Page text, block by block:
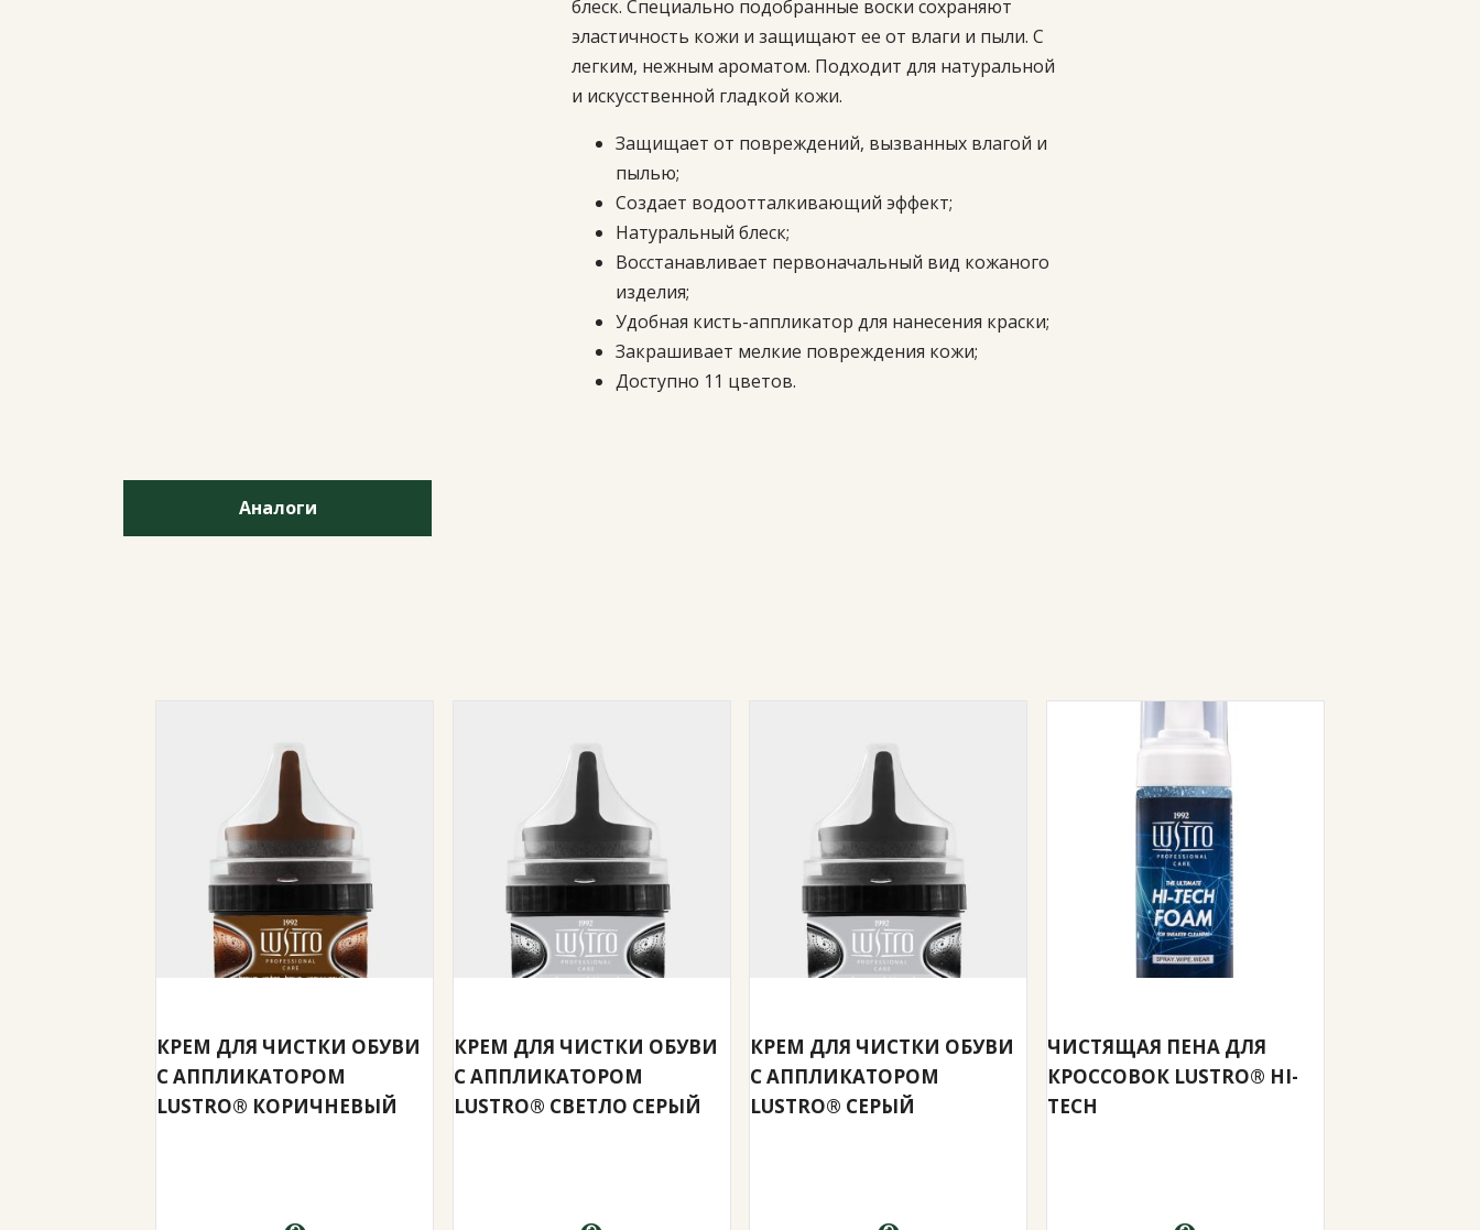
блеск. Специально подобранные воски сохраняют
эластичность кожи и защищают ее от влаги и пыли. С
легким, нежным ароматом. Подходит для натуральной
и искусственной гладкой кожи.
Защищает от повреждений, вызванных влагой и
пылью;
Создает водоотталкивающий эффект;
Натуральный блеск;
Восстанавливает первоначальный вид кожаного
изделия;
Удобная кисть-аппликатор для нанесения краски;
Закрашивает мелкие повреждения кожи;
Доступно 11 цветов.
Аналоги
КРЕМ ДЛЯ ЧИСТКИ ОБУВИ
С АППЛИКАТОРОМ
LUSTRO® КОРИЧНЕВЫЙ
КРЕМ ДЛЯ ЧИСТКИ ОБУВИ
С АППЛИКАТОРОМ
LUSTRO® СВЕТЛО СЕРЫЙ
КРЕМ ДЛЯ ЧИСТКИ ОБУВИ
С АППЛИКАТОРОМ
LUSTRO® СЕРЫЙ
ЧИСТЯЩАЯ ПЕНА ДЛЯ
КРОССОВОК LUSTRO® HI-
TECH